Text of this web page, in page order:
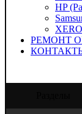
HP
РЕМОНТ